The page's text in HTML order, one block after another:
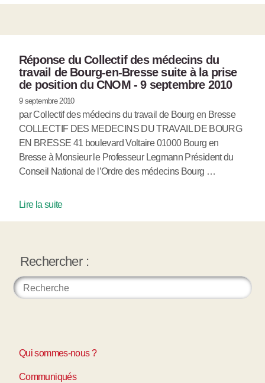
Réponse du Collectif des médecins du
travail de Bourg-en-Bresse suite à la prise
de position du CNOM - 9 septembre 2010
9 septembre 2010
par Collectif des médecins du travail de Bourg en Bresse
COLLECTIF DES MEDECINS DU TRAVAIL DE BOURG
EN BRESSE 41 boulevard Voltaire 01000 Bourg en
Bresse à Monsieur le Professeur Legmann Président du
Conseil National de l’Ordre des médecins Bourg …
Lire la suite
Rechercher :
Qui sommes-nous ?
Communiqués